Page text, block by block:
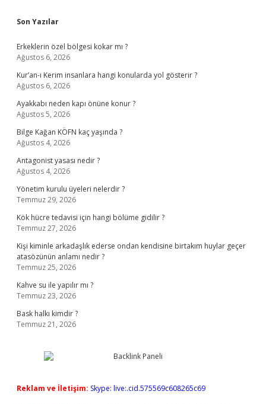
Sidebar
Son Yazılar
Erkeklerin özel bölgesi kokar mı ?
Ağustos 6, 2026
Kur’an-ı Kerim insanlara hangi konularda yol gösterir ?
Ağustos 6, 2026
Ayakkabı neden kapı önüne konur ?
Ağustos 5, 2026
Bilge Kağan KÖFN kaç yaşında ?
Ağustos 4, 2026
Antagonist yasası nedir ?
Ağustos 4, 2026
Yönetim kurulu üyeleri nelerdir ?
Temmuz 29, 2026
Kök hücre tedavisi için hangi bölüme gidilir ?
Temmuz 27, 2026
Kişi kiminle arkadaşlık ederse ondan kendisine birtakım huylar geçer
atasözünün anlamı nedir ?
Temmuz 25, 2026
Kahve su ile yapılır mı ?
Temmuz 23, 2026
Bask halkı kimdir ?
Temmuz 21, 2026
Reklam ve İletişim: Skype: live:.cid.575569c608265c69